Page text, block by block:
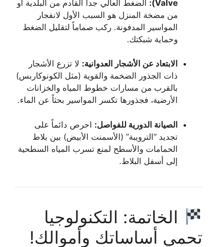
Valve):
الضغط العالي جداً القادم من البلدية أو
من مضخة المنزل هو السبب الأول لانفجار
المواسير المدفونة. ركب صماماً لتقليل الضغط
وحماية شبكتك.
الابتعاد عن الأشجار العدوانية: لا تزرع الأشجار
ذات الجذور الضخمة والقوية (مثل الكونوكاربس)
بالقرب من مسارات خطوط المياه والخزانات
الأرضية، فجذورها تكسر المواسير بحثاً عن الماء.
الصيانة الدورية للفواصل: احرص دائماً على
تجديد “الترويبة” (الأسمنت الأبيض) بين بلاط
الحمامات والأسطح لمنع تسرب المياه السطحية
إلى أسفل البلاط.
الخاتمة: التكنولوجيا
تحمي أساساتك وأموالك!